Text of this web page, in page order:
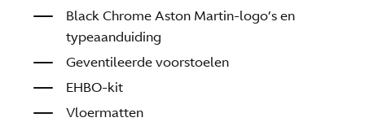
Black Chrome Aston Martin-logo’s en
typeaanduiding
Geventileerde voorstoelen
EHBO-kit
Vloermatten